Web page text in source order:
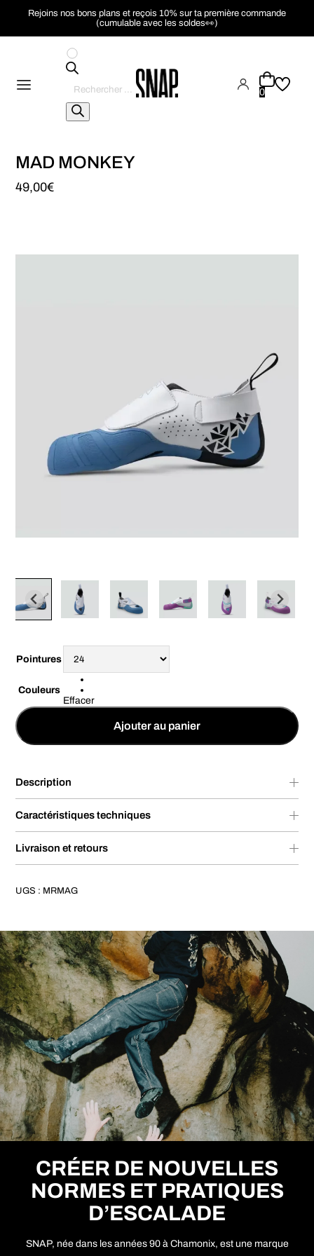
Rejoins nos bons plans et reçois 10% sur ta première commande
(cumulable avec les soldes👀)
de
produits
0
MAD MONKEY
49,00€
Pointures
Couleurs
Effacer
Ajouter au panier
Description
Caractéristiques techniques
Livraison et retours
UGS : MRMAG
CRÉER DE NOUVELLES
NORMES ET PRATIQUES
D’ESCALADE
SNAP, née dans les années 90 à Chamonix, est une marque